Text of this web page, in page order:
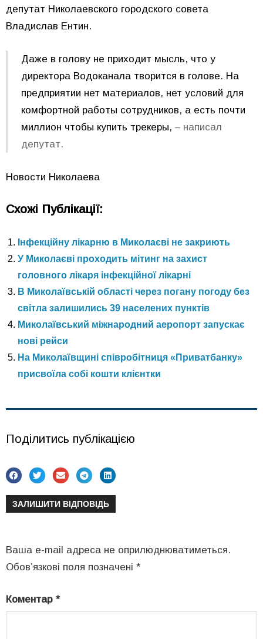
депутат Николаевского городского совета
Владислав Ентин.
Даже в голову не приходит мысль, что у
директора Водоканала творится в голове. На
предприятии нет материалов, нет условий для
комфортной работы сотрудников, а есть почти
миллион чтобы купить трекеры, – написал
депутат.
Новости Николаева
Схожі Публікації:
Інфекційну лікарню в Миколаєві не закриють
У Миколаєві проходить мітинг на захист
головного лікаря інфекційної лікарні
В Миколаївській області через погану погоду без
світла залишились 39 населених пунктів
Миколаївський міжнародний аеропорт запускає
нові рейси
На Миколаївщині співробітниця «Приватбанку»
присвоїла собі кошти клієнтки
Поділитись публікацією
ЗАЛИШИТИ ВІДПОВІДЬ
Ваша e-mail адреса не оприлюднюватиметься.
Обов’язкові поля позначені *
Коментар *